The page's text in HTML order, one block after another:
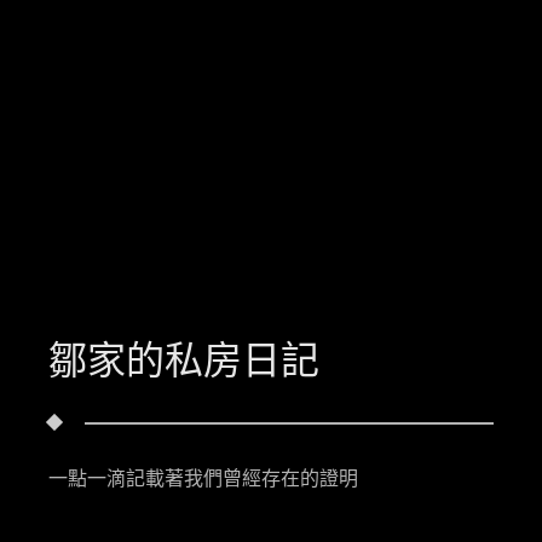
鄒家的私房日記
一點一滴記載著我們曾經存在的證明